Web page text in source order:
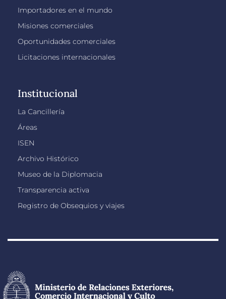
Importadores en el mundo
Misiones comerciales
Oportunidades comerciales
Licitaciones internacionales
Institucional
La Cancillería
Áreas
ISEN
Archivo Histórico
Museo de la Diplomacia
Transparencia activa
Registro de Obsequios y viajes